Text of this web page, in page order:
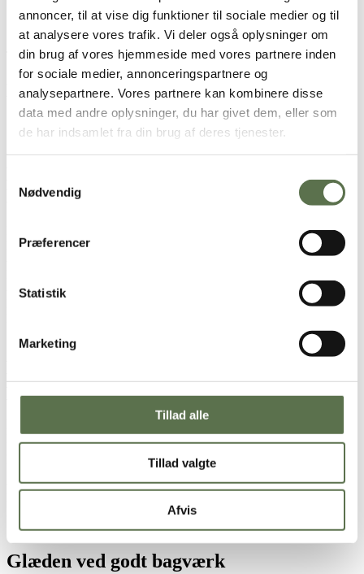
annoncer, til at vise dig funktioner til sociale medier og til
at analysere vores trafik. Vi deler også oplysninger om
din brug af vores hjemmeside med vores partnere inden
for sociale medier, annonceringspartnere og
analysepartnere. Vores partnere kan kombinere disse
data med andre oplysninger, du har givet dem, eller som
de har indsamlet fra din brug af deres tjenester.
Nødvendig
Præferencer
Statistik
Marketing
Tillad alle
Tillad valgte
Afvis
Opbevaring
Tørt, ikke for varmt og ikke sammen med stærkt lugtende varer.
Næringsindhold pr. 100g
Bageblanding
Færdigbagt drømmekage
Bageblanding
Fedt9,8 g
- heraf sukkerarter
pr.100g af Færdigbagt drømmekage
Fedt29,4 g
- heraf sukkerarter34 g
Salt0,92 g
Glæden ved godt bagværk